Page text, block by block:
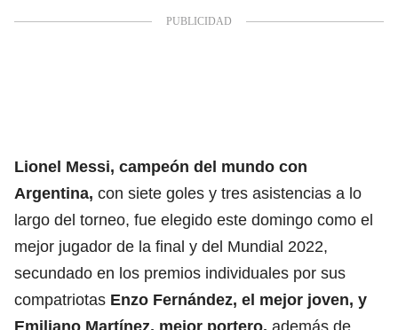
Lionel Messi, campeón del mundo con
Argentina, con siete goles y tres asistencias a lo
largo del torneo, fue elegido este domingo como el
mejor jugador de la final y del Mundial 2022,
secundado en los premios individuales por sus
compatriotas Enzo Fernández, el mejor joven, y
Emiliano Martínez, mejor portero, además de